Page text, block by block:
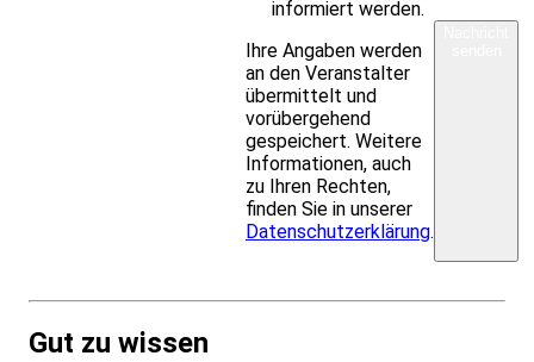
informiert werden.
Ihre Angaben werden
an den Veranstalter
übermittelt und
vorübergehend
gespeichert. Weitere
Informationen, auch
zu Ihren Rechten,
finden Sie in unserer
Datenschutzerklärung.
Gut zu wissen